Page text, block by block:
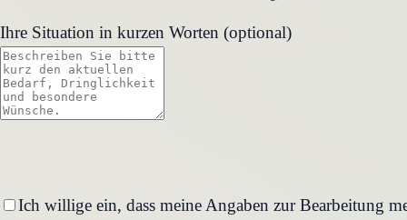
Ihre Situation in kurzen Worten (optional)
Ich willige ein, dass meine Angaben zur Bearbeitung